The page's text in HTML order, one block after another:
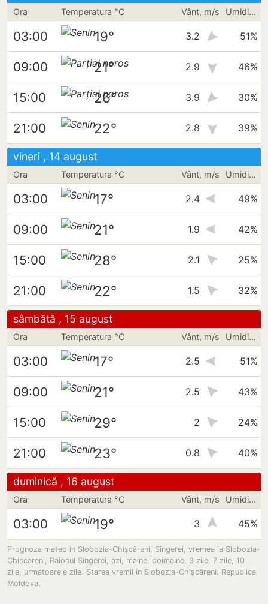
Ora Temperatura °C Vânt, m/s Umiditate
03:00 19° 3.2 51%
09:00 21° 2.9 46%
15:00 26° 3.9 30%
21:00 22° 2.8 39%
vineri , 14 august
Ora Temperatura °C Vânt, m/s Umiditate
03:00 17° 2.4 49%
09:00 21° 1.9 42%
15:00 28° 2.1 25%
21:00 22° 1.5 32%
sâmbătă , 15 august
Ora Temperatura °C Vânt, m/s Umiditate
03:00 17° 2.5 51%
09:00 21° 2.5 43%
15:00 29° 2 24%
21:00 23° 0.8 40%
duminică , 16 august
Ora Temperatura °C Vânt, m/s Umiditate
03:00 19° 3 45%
Prognoza meteo in Slobozia-Chișcăreni, Sîngerei, vremea la Slobozia-
Chiscareni, Raionul Sîngerei, azi, maine, poimaine, 3 zile, 7 zile, 10
zile, urmatoarele zile. Starea vremii in Slobozia-Chișcăreni. Republica
Moldova.